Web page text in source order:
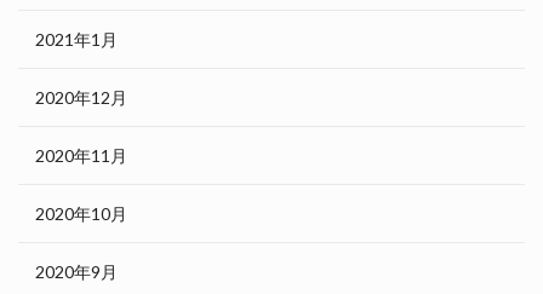
2021年1月
2020年12月
2020年11月
2020年10月
2020年9月